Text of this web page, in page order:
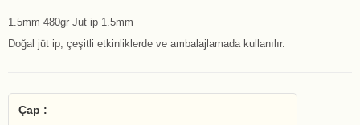
1.5mm 480gr Jut ip 1.5mm
Doğal jüt ip, çeşitli etkinliklerde ve ambalajlamada kullanılır.
Çap :